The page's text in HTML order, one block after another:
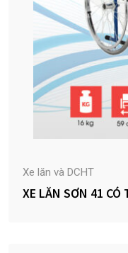
Xe lăn và DCHT
XE LĂN SƠN 41